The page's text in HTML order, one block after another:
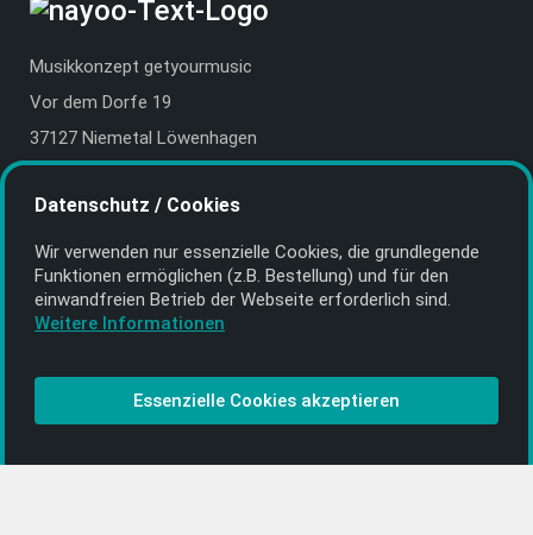
Musikkonzept getyourmusic
Vor dem Dorfe 19
37127 Niemetal Löwenhagen
E-Mail:info@getyourmusic.de
Alle Informationen
Kontakt
CD-Anbieter werden
CD-Anbieter-Login
Datenschutz / Cookies
Wir verwenden nur essenzielle Cookies, die grund­legende
Funktionen ermöglichen (z.B. Bestellung) und für den
einwand­freien Betrieb der Webseite erforderlich sind.
Weitere Informationen
Essenzielle Cookies akzeptieren